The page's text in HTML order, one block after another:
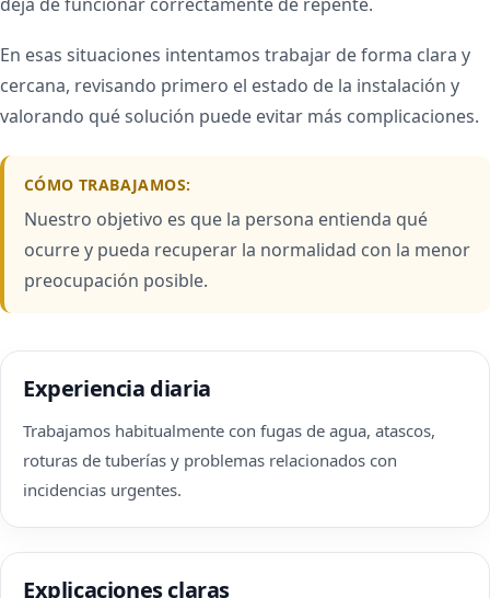
En esas situaciones intentamos trabajar de forma clara y
cercana, revisando primero el estado de la instalación y
valorando qué solución puede evitar más complicaciones.
CÓMO TRABAJAMOS:
Nuestro objetivo es que la persona entienda qué
ocurre y pueda recuperar la normalidad con la menor
preocupación posible.
Experiencia diaria
Trabajamos habitualmente con fugas de agua, atascos,
roturas de tuberías y problemas relacionados con
incidencias urgentes.
Explicaciones claras